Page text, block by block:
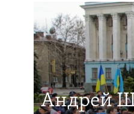
Андрей